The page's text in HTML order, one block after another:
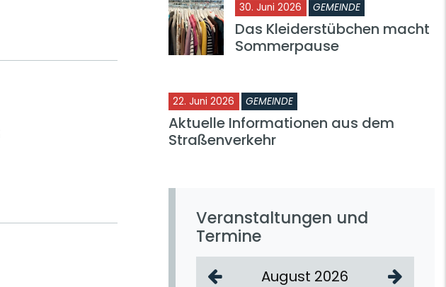
30. Juni 2026 GEMEINDE
Das Kleiderstübchen macht
Sommerpause
22. Juni 2026 GEMEINDE
Aktuelle Informationen aus dem
Straßenverkehr
Veranstaltungen und
Termine
August 2026